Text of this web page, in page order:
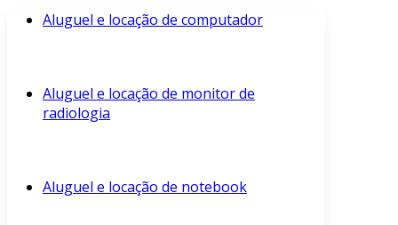
Aluguel e locação de computador
Aluguel e locação de monitor de
radiologia
Aluguel e locação de notebook